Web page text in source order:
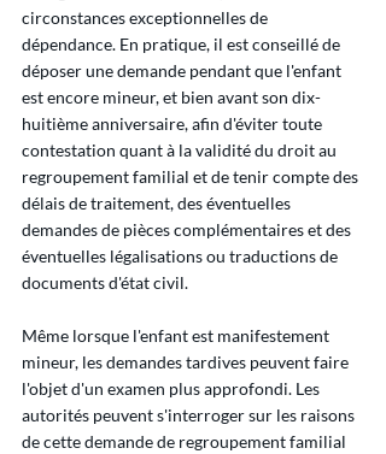
circonstances exceptionnelles de
dépendance. En pratique, il est conseillé de
déposer une demande pendant que l'enfant
est encore mineur, et bien avant son dix-
huitième anniversaire, afin d'éviter toute
contestation quant à la validité du droit au
regroupement familial et de tenir compte des
délais de traitement, des éventuelles
demandes de pièces complémentaires et des
éventuelles légalisations ou traductions de
documents d'état civil.
Même lorsque l'enfant est manifestement
mineur, les demandes tardives peuvent faire
l'objet d'un examen plus approfondi. Les
autorités peuvent s'interroger sur les raisons
de cette demande de regroupement familial